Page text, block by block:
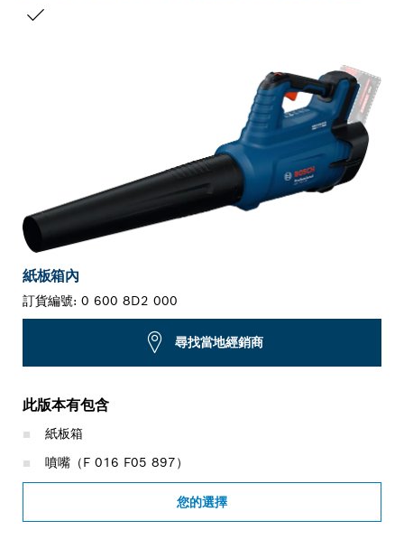
紙板箱內
訂貨編號: 0 600 8D2 000
尋找當地經銷商
此版本有包含
紙板箱
噴嘴（F 016 F05 897）
您的選擇